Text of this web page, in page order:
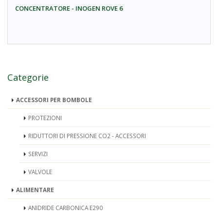
CONCENTRATORE - INOGEN ROVE 6
Categorie
ACCESSORI PER BOMBOLE
PROTEZIONI
RIDUTTORI DI PRESSIONE CO2 - ACCESSORI
SERVIZI
VALVOLE
ALIMENTARE
ANIDRIDE CARBONICA E290